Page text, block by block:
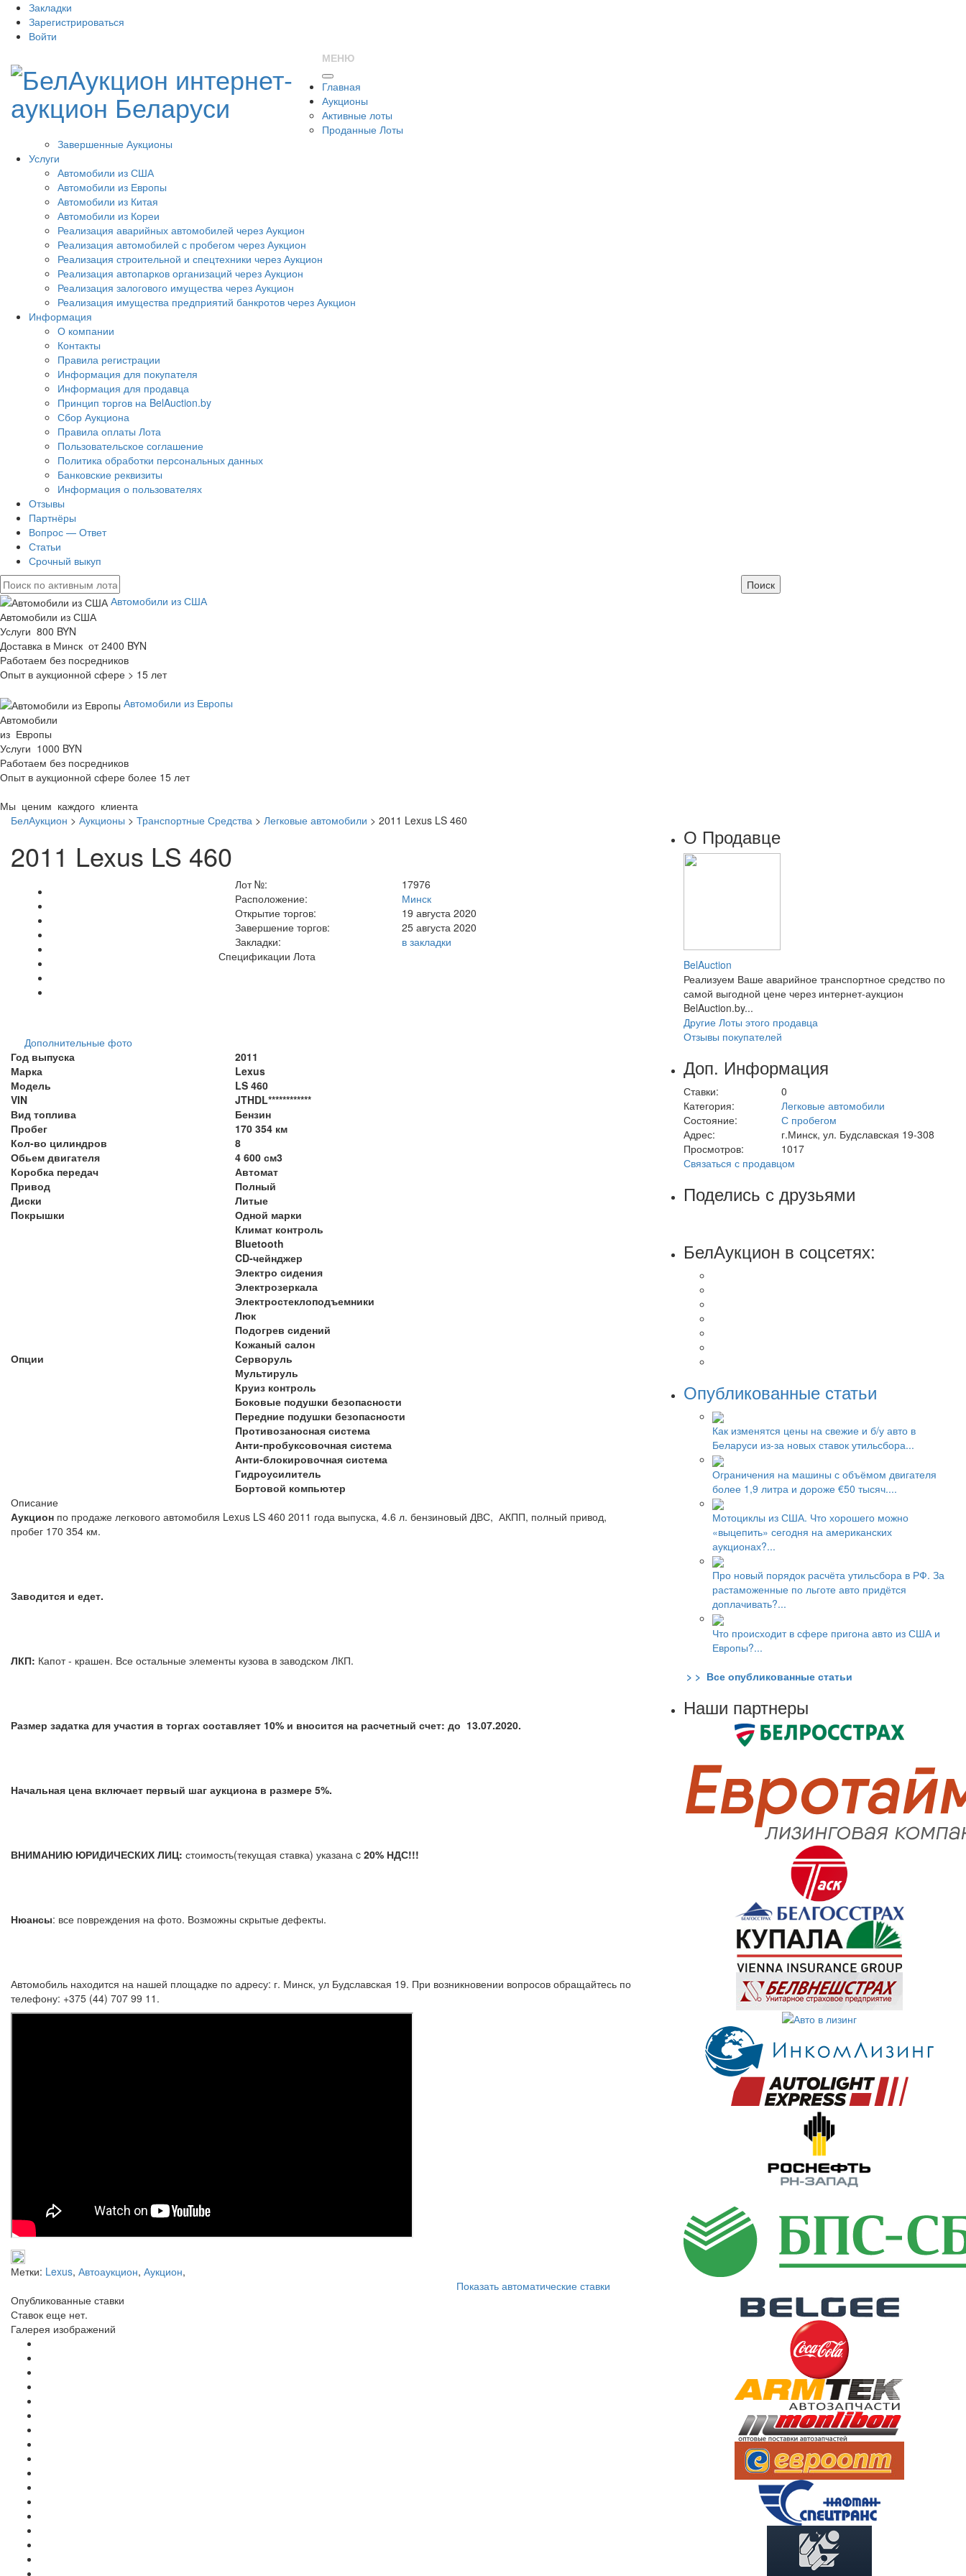
Закладки
Зарегистрироваться
Войти
МЕНЮ
Главная
Аукционы
Активные лоты
Проданные Лоты
Завершенные Аукционы
Услуги
Автомобили из США
Автомобили из Европы
Автомобили из Китая
Автомобили из Кореи
Реализация аварийных автомобилей через Аукцион
Реализация автомобилей с пробегом через Аукцион
Реализация строительной и спецтехники через Аукцион
Реализация автопарков организаций через Аукцион
Реализация залогового имущества через Аукцион
Реализация имущества предприятий банкротов через Аукцион
Информация
О компании
Контакты
Правила регистрации
Информация для покупателя
Информация для продавца
Принцип торгов на BelAuction.by
Сбор Аукциона
Правила оплаты Лота
Пользовательское соглашение
Политика обработки персональных данных
Банковские реквизиты
Информация о пользователях
Отзывы
Партнёры
Вопрос — Ответ
Статьи
Срочный выкуп
Автомобили из США
Автомобили из США
Услуги 800 BYN
Доставка в Минск от 2400 BYN
Работаем без посредников
Опыт в аукционной сфере > 15 лет
Автомобили из Европы
Автомобили
из Европы
Услуги 1000 BYN
Работаем без посредников
Опыт в аукционной сфере более 15 лет
Мы ценим каждого клиента
БелАукцион > Аукционы > Транспортные Средства > Легковые автомобили > 2011 Lexus LS 460
2011 Lexus LS 460
Дополнительные фото
Лот №:
17976
Расположение:
Минск
Открытие торгов:
19 августа 2020
Завершение торгов:
25 августа 2020
Закладки:
в закладки
Спецификации Лота
Год выпуска
2011
Марка
Lexus
Модель
LS 460
VIN
JTHDL************
Вид топлива
Бензин
Пробег
170 354 км
Кол-во цилиндров
8
Обьем двигателя
4 600 см3
Коробка передач
Автомат
Привод
Полный
Диски
Литые
Покрышки
Одной марки
Опции
Климат контроль
Bluetooth
CD-чейнджер
Электро сидения
Электрозеркала
Электростеклоподъемники
Люк
Подогрев сидений
Кожаный салон
Серворуль
Мультируль
Круиз контроль
Боковые подушки безопасности
Передние подушки безопасности
Противозаносная система
Анти-пробуксовочная система
Анти-блокировочная система
Гидроусилитель
Бортовой компьютер
Описание
Аукцион по продаже легкового автомобиля Lexus LS 460 2011 года выпуска, 4.6 л. бензиновый ДВС, АКПП, полный привод,
пробег 170 354 км.
Заводится и едет.
ЛКП: Капот - крашен. Все остальные элементы кузова в заводском ЛКП.
Размер задатка для участия в торгах составляет 10% и вносится на расчетный счет: до 13.07.2020.
Начальная цена включает первый шаг аукциона в размере 5%.
ВНИМАНИЮ ЮРИДИЧЕСКИХ ЛИЦ: стоимость(текущая ставка) указана c 20% НДС!!!
Нюансы: все повреждения на фото. Возможны скрытые дефекты.
Автомобиль находится на нашей площадке по адресу: г. Минск, ул Будславская 19. При возникновении вопросов обращайтесь по
телефону: +375 (44) 707 99 11.
Метки: Lexus, Автоаукцион, Аукцион,
Показать автоматические ставки
Опубликованные ставки
Ставок еще нет.
Галерея изображений
О Продавце
BelAuction
Реализуем Ваше аварийное транспортное средство по
самой выгодной цене через интернет-аукцион
BelAuction.by...
Другие Лоты этого продавца
Отзывы покупателей
Доп. Информация
Ставки:
0
Категория:
Легковые автомобили
Состояние:
С пробегом
Адрес:
г.Минск, ул. Будславская 19-308
Просмотров:
1017
Связаться с продавцом
Поделись с друзьями
БелАукцион в соцсетях:
Опубликованные статьи
Как изменятся цены на свежие и б/у авто в
Беларуси из-за новых ставок утильсбора...
Ограничения на машины с объёмом двигателя
более 1,9 литра и дороже €50 тысяч....
Мотоциклы из США. Что хорошего можно
«выцепить» сегодня на американских
аукционах?...
Про новый порядок расчёта утильсбора в РФ. За
растаможенные по льготе авто придётся
доплачивать?...
Что происходит в сфере пригона авто из США и
Европы?...
> > Все опубликованные статьи
Наши партнеры